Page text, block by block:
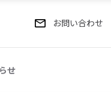
お問い合わせ
せ